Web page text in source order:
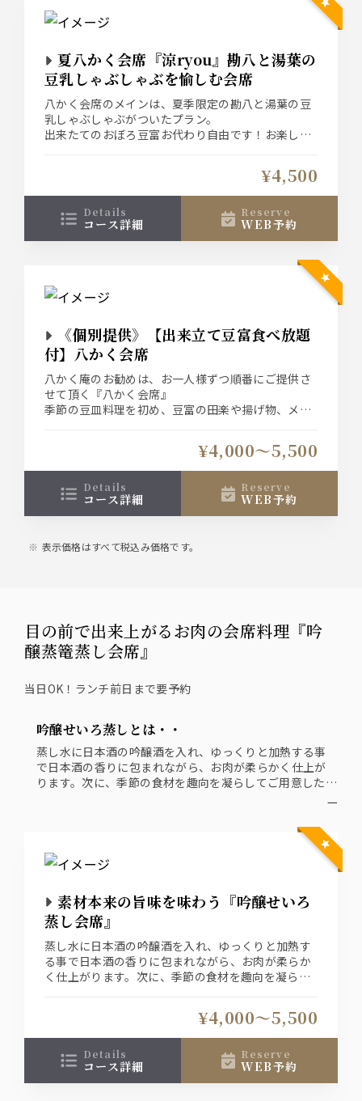
夏八かく会席『涼ryou』勘八と湯葉の
豆乳しゃぶしゃぶを愉しむ会席
八かく会席のメインは、夏季限定の勘八と湯葉の豆
乳しゃぶしゃぶがついたプラン。
出来たてのおぼろ豆富お代わり自由です！お楽しみ
¥4,500
details
コース詳細
reserve
WEB予約
《個別提供》【出来立て豆富食べ放題
付】八かく会席
八かく庵のお勧めは、お一人様ずつ順番にご提供さ
せて頂く『八かく会席』
季節の豆皿料理を初め、豆富の田楽や揚げ物、メイ
前日21時迄のお申込でお1人様＋1,800円(税込)で飲
み放題をお付け出来ます
¥4,000〜5,500
details
コース詳細
reserve
WEB予約
表示価格はすべて税込み価格です。
目の前で出来上がるお肉の会席料理『吟
醸蒸篭蒸し会席』
当日OK！ランチ前日まで要予約
吟醸せいろ蒸しとは・・
蒸し水に日本酒の吟醸酒を入れ、ゆっくりと加熱する事
で日本酒の香りに包まれながら、お肉が柔らかく仕上が
ります。次に、季節の食材を趣向を凝らしてご用意した豆
富料理や野菜を蒸します。素材の旨味が凝縮された一品で
お肉は『黒毛和牛』『京都ぽーく』をご用意！どちらか
ご提供の都合上、こちらのメイン料理は基本的には皆様
ー
素材本来の旨味を味わう『吟醸せいろ
蒸し会席』
蒸し水に日本酒の吟醸酒を入れ、ゆっくりと加熱す
る事で日本酒の香りに包まれながら、お肉が柔らか
く仕上がります。次に、季節の食材を趣向を凝らし
お肉は『黒毛和牛』『京都ぽーく』をご用意！どち
らかお悩みなら『両方』でもご用意できます！
ご提供の都合上、こちらのメイン料理は基本的には
皆様で取り分けて頂く形式になります
※前日21時迄のお申込でお1人様＋1,800円(税込)で
¥4,000〜5,500
details
コース詳細
reserve
WEB予約